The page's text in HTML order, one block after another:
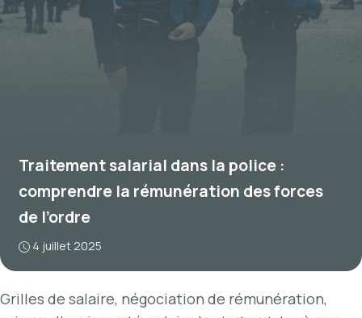
Traitement salarial dans la police :
comprendre la rémunération des forces
de l’ordre
4 juillet 2025
Grilles de salaire, négociation de rémunération,